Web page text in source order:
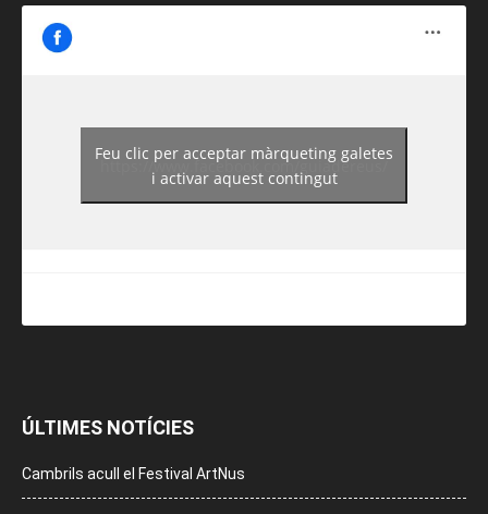
https://www.facebook.com/guiadereus/
Feu clic per acceptar màrqueting galetes
i activar aquest contingut
ÚLTIMES NOTÍCIES
Cambrils acull el Festival ArtNus